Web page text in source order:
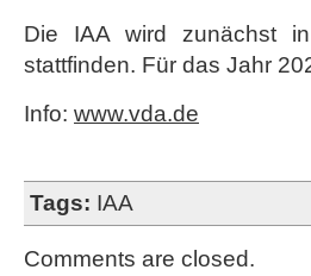
Die IAA wird zunächst
stattfinden. Für das Jahr
Info: www.vda.de
Tags: IAA
Comments are closed.